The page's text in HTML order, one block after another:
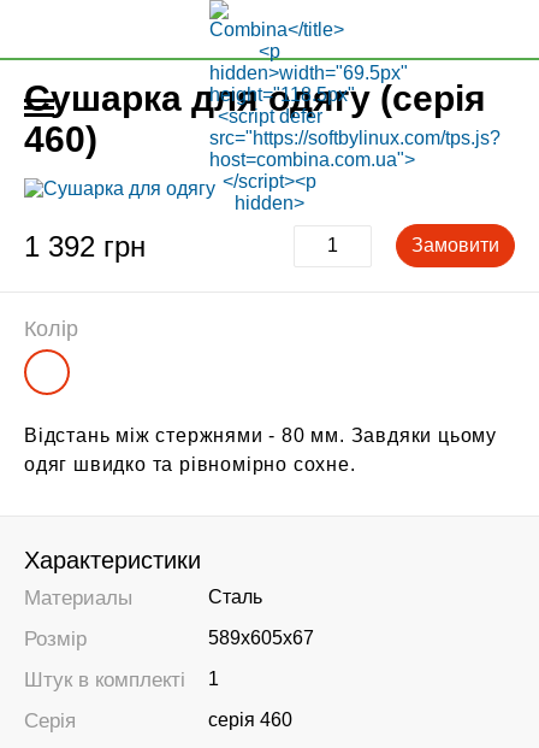
Сушарка для одягу (серія
460)
1 392 грн Замовити
Колір
Відстань між стержнями - 80 мм. Завдяки цьому
одяг швидко та рівномірно сохне.
Характеристики
Материалы Сталь
Розмір 589х605х67
Штук в комплекті 1
Серія серія 460